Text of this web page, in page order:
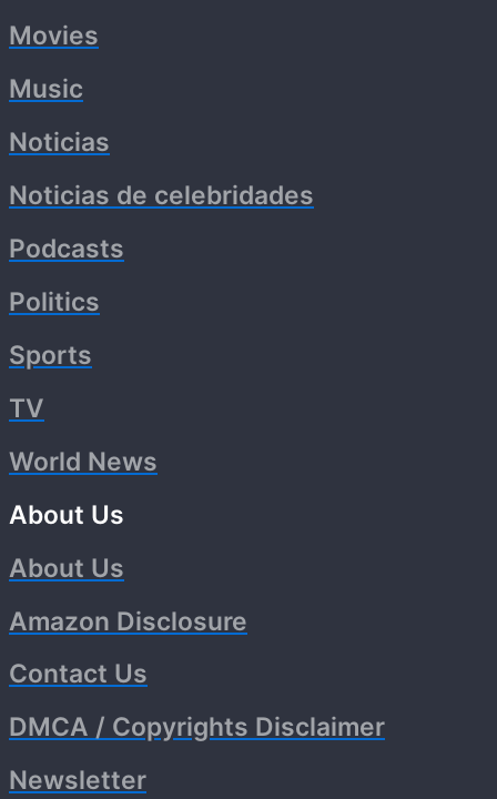
Movies
Music
Noticias
Noticias de celebridades
Podcasts
Politics
Sports
TV
World News
About Us
About Us
Amazon Disclosure
Contact Us
DMCA / Copyrights Disclaimer
Newsletter